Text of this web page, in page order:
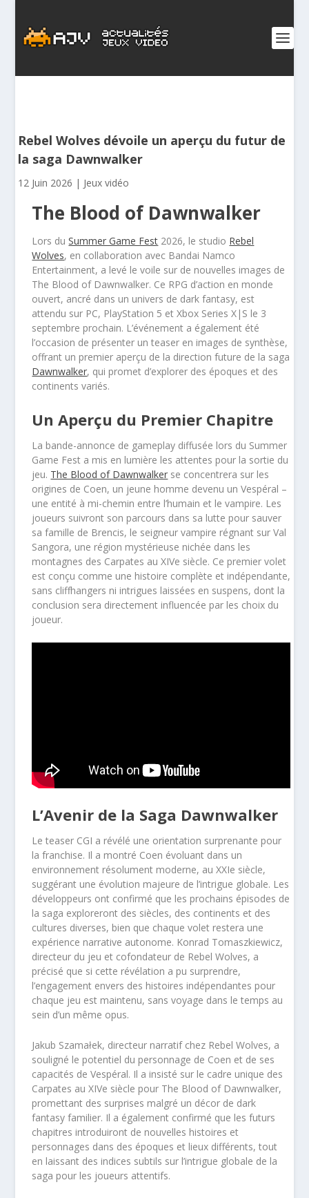
Rebel Wolves dévoile un aperçu du futur de
la saga Dawnwalker
12 Juin 2026 | Jeux vidéo
The Blood of Dawnwalker
Lors duSummer Game Fest 2026, le studio Rebel
Wolves, en collaboration avec Bandai Namco
Entertainment, a levé le voile sur de nouvelles images de
The Blood of Dawnwalker. Ce RPG d’action en monde
ouvert, ancré dans un univers de dark fantasy, est
attendu sur PC, PlayStation 5 et Xbox Series X|S le 3
septembre prochain. L’événement a également été
l’occasion de présenter un teaser en images de synthèse,
offrant un premier aperçu de la direction future de la saga
Dawnwalker, qui promet d’explorer des époques et des
continents variés.
Un Aperçu du Premier Chapitre
La bande-annonce de gameplay diffusée lors du Summer
Game Fest a mis en lumière les attentes pour la sortie du
jeu. The Blood of Dawnwalker se concentrera sur les
origines de Coen, un jeune homme devenu un Vespéral –
une entité à mi-chemin entre l’humain et le vampire. Les
joueurs suivront son parcours dans sa lutte pour sauver
sa famille de Brencis, le seigneur vampire régnant sur Val
Sangora, une région mystérieuse nichée dans les
montagnes des Carpates au XIVe siècle. Ce premier volet
est conçu comme une histoire complète et indépendante,
sans cliffhangers ni intrigues laissées en suspens, dont la
conclusion sera directement influencée par les choix du
joueur.
L’Avenir de la Saga Dawnwalker
Le teaser CGI a révélé une orientation surprenante pour
la franchise. Il a montré Coen évoluant dans un
environnement résolument moderne, au XXIe siècle,
suggérant une évolution majeure de l’intrigue globale. Les
développeurs ont confirmé que les prochains épisodes de
la saga exploreront des siècles, des continents et des
cultures diverses, bien que chaque volet restera une
expérience narrative autonome. Konrad Tomaszkiewicz,
directeur du jeu et cofondateur de Rebel Wolves, a
précisé que si cette révélation a pu surprendre,
l’engagement envers des histoires indépendantes pour
chaque jeu est maintenu, sans voyage dans le temps au
sein d’un même opus.
Jakub Szamałek, directeur narratif chez Rebel Wolves, a
souligné le potentiel du personnage de Coen et de ses
capacités de Vespéral. Il a insisté sur le cadre unique des
Carpates au XIVe siècle pour The Blood of Dawnwalker,
promettant des surprises malgré un décor de dark
fantasy familier. Il a également confirmé que les futurs
chapitres introduiront de nouvelles histoires et
personnages dans des époques et lieux différents, tout
en laissant des indices subtils sur l’intrigue globale de la
saga pour les joueurs attentifs.